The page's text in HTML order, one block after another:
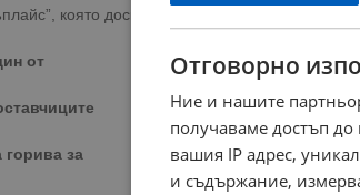
която доскоро бе
от
горива за
Отговорно
Ние и нашите
получаваме достъп
вашия IP адрес,
и съдържание,